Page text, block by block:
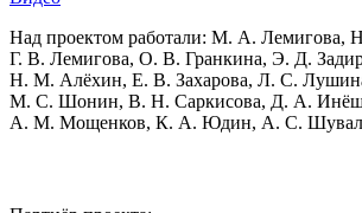
Над проектом работали: М. А. Лемигова,
Г. В. Лемигова, О. В. Гранкина, Э. Д.
Н. М. Алёхин, Е. В. Захарова, Л. С.
М. С. Шонин, В. Н. Саркисова, Д. А.
А. М. Мощенков, К. А. Юдин, А. С.